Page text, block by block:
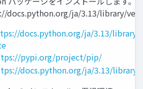
docs.python.org/ja/3.13/library/
docs.python.org/ja/3.13/
pypi.org/project/pip/
docs.python.org/ja/3.13/library/